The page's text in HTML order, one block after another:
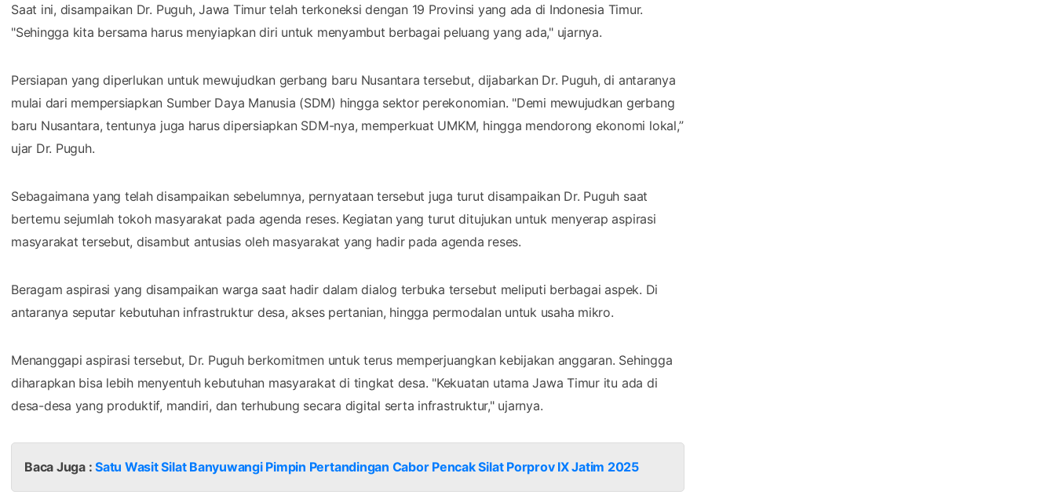
Saat ini, disampaikan Dr. Puguh, Jawa Timur telah terkoneksi dengan 19 Provinsi yang ada di Indonesia Timur.
"Sehingga kita bersama harus menyiapkan diri untuk menyambut berbagai peluang yang ada," ujarnya.
Persiapan yang diperlukan untuk mewujudkan gerbang baru Nusantara tersebut, dijabarkan Dr. Puguh, di antaranya
mulai dari mempersiapkan Sumber Daya Manusia (SDM) hingga sektor perekonomian. "Demi mewujudkan gerbang
baru Nusantara, tentunya juga harus dipersiapkan SDM-nya, memperkuat UMKM, hingga mendorong ekonomi lokal,”
ujar Dr. Puguh.
Sebagaimana yang telah disampaikan sebelumnya, pernyataan tersebut juga turut disampaikan Dr. Puguh saat
bertemu sejumlah tokoh masyarakat pada agenda reses. Kegiatan yang turut ditujukan untuk menyerap aspirasi
masyarakat tersebut, disambut antusias oleh masyarakat yang hadir pada agenda reses.
Beragam aspirasi yang disampaikan warga saat hadir dalam dialog terbuka tersebut meliputi berbagai aspek. Di
antaranya seputar kebutuhan infrastruktur desa, akses pertanian, hingga permodalan untuk usaha mikro.
Menanggapi aspirasi tersebut, Dr. Puguh berkomitmen untuk terus memperjuangkan kebijakan anggaran. Sehingga
diharapkan bisa lebih menyentuh kebutuhan masyarakat di tingkat desa. "Kekuatan utama Jawa Timur itu ada di
desa-desa yang produktif, mandiri, dan terhubung secara digital serta infrastruktur," ujarnya.
Baca Juga :Satu Wasit Silat Banyuwangi Pimpin Pertandingan Cabor Pencak Silat Porprov IX Jatim 2025